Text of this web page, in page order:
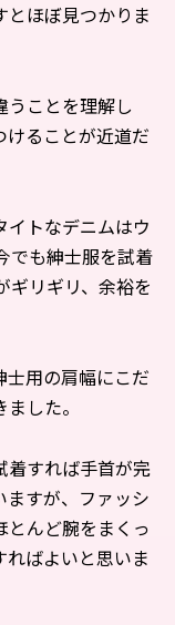
ほぼ見つかりま
うことを理解し
ることが近道だ
トなデニムはウ
でも紳士服を試着
ギリギリ、余裕を
用の肩幅にこだ
した。
着すれば手首が完
すが、ファッシ
とんど腕をまくっ
ばよいと思いま